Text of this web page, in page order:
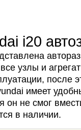
i20
узлы и
после
имеет
он не смог
в наличии.